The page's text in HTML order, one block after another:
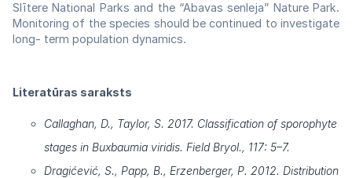
Slītere National Parks and the “Abavas senleja” Nature Park.
Monitoring of the species should be continued to investigate
long- term population dynamics.
Literatūras saraksts
Callaghan, D., Taylor, S. 2017. Classification of sporophyte
stages in Buxbaumia viridis. Field Bryol., 117: 5–7.
Dragićević, S., Papp, B., Erzenberger, P. 2012. Distribution